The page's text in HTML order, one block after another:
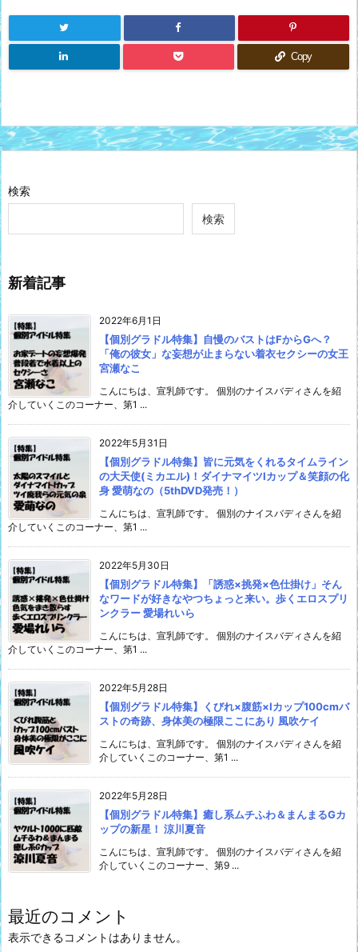
Copy
検索
検索
新着記事
2022年6月1日
【個別グラドル特集】自慢のバストはFからGへ？
「俺の彼女」な妄想が止まらない着衣セクシーの女王
宮瀬なこ
こんにちは、宣乳師です。 個別のナイスバディさんを紹
介していくこのコーナー、第1 ...
2022年5月31日
【個別グラドル特集】皆に元気をくれるタイムライン
の大天使(ミカエル)！ダイナマイツIカップ＆笑顔の化
身 愛萌なの（5thDVD発売！）
こんにちは、宣乳師です。 個別のナイスバディさんを紹
介していくこのコーナー、第1 ...
2022年5月30日
【個別グラドル特集】「誘惑×挑発×色仕掛け」そん
なワードが好きなやつちょっと来い。歩くエロスプリ
ンクラー 愛場れいら
こんにちは、宣乳師です。 個別のナイスバディさんを紹
介していくこのコーナー、第1 ...
2022年5月28日
【個別グラドル特集】くびれ×腹筋×Iカップ100cmバ
ストの奇跡、身体美の極限ここにあり 風吹ケイ
こんにちは、宣乳師です。 個別のナイスバディさんを紹
介していくこのコーナー、第1 ...
2022年5月28日
【個別グラドル特集】癒し系ムチふわ＆まんまるGカ
ップの新星！ 涼川夏音
こんにちは、宣乳師です。 個別のナイスバディさんを紹
介していくこのコーナー、第9 ...
最近のコメント
表示できるコメントはありません。